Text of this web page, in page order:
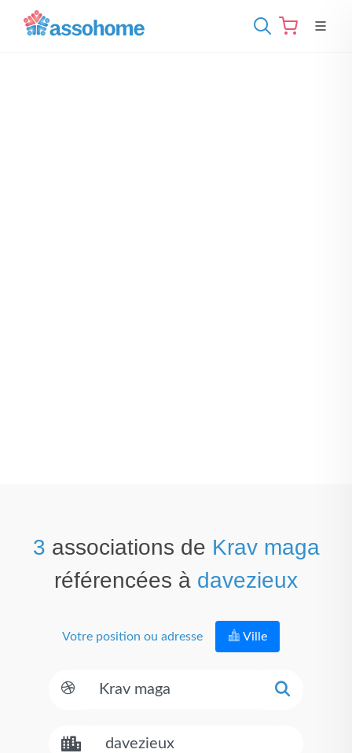
3 associations de Krav maga
référencées à davezieux
Votre position ou adresse Ville